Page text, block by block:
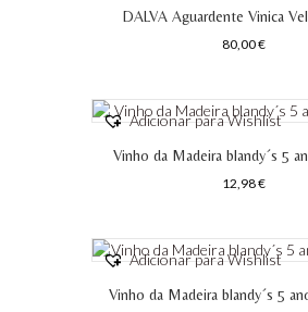
DALVA Aguardente Vinica
80,00€
Adicionar para Wishlist
Vinho da Madeira blandy´s 5
12,98€
Adicionar para Wishlist
Vinho da Madeira blandy´s 5